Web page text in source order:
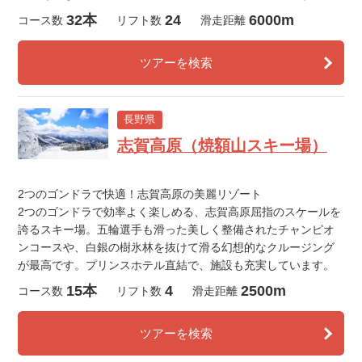
コース数 32本 リフト数 24 滑走距離 6000m
ツアーを検索
長野県
志賀高原（焼額山スキー場）
2つのゴンドラで快適！志賀高原の美麗リゾート
2つのゴンドラで効率よく楽しめる、志賀高原屈指のスケールを
誇るスキー場。五輪選手も滑った美しく整備されたチャンピオ
ンコースや、白銀の樹氷林を抜けて滑る幻想的なクルージング
が最高です。プリンスホテル直結で、施設も充実しています。
コース数 15本 リフト数 4 滑走距離 2500m
ツアーを検索